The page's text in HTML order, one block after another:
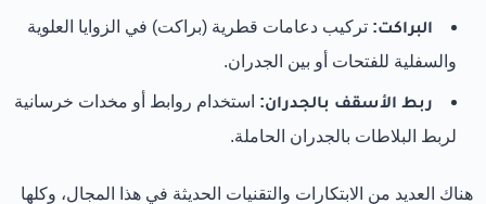
البراكت: تركيب دعامات قطرية (براكت) في الزوايا العلوية
والسفلية للفتحات أو بين الجدران.
ربط الأسقف بالجدران: استخدام روابط أو مخدات خرسانية
لربط البلاطات بالجدران الحاملة.
هناك العديد من الابتكارات والتقنيات الحديثة في هذا المجال، وكلها